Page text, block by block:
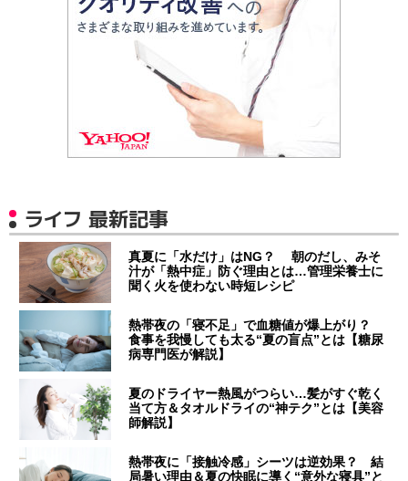
ライフ 最新記事
真夏に「水だけ」はNG？ 朝のだし、みそ
汁が「熱中症」防ぐ理由とは…管理栄養士に
聞く火を使わない時短レシピ
熱帯夜の「寝不足」で血糖値が爆上がり？
食事を我慢しても太る“夏の盲点”とは【糖尿
病専門医が解説】
夏のドライヤー熱風がつらい…髪がすぐ乾く
当て方＆タオルドライの“神テク”とは【美容
師解説】
熱帯夜に「接触冷感」シーツは逆効果？ 結
局暑い理由＆夏の快眠に導く“意外な寝具”と